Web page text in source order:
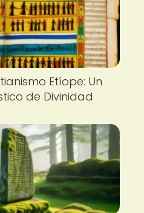
Etíope: Un
de Divinidad